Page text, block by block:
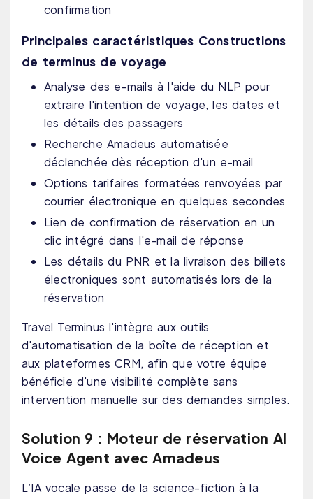
confirmation
Principales caractéristiques Constructions
de terminus de voyage
Analyse des e-mails à l'aide du NLP pour
extraire l'intention de voyage, les dates et
les détails des passagers
Recherche Amadeus automatisée
déclenchée dès réception d'un e-mail
Options tarifaires formatées renvoyées par
courrier électronique en quelques secondes
Lien de confirmation de réservation en un
clic intégré dans l'e-mail de réponse
Les détails du PNR et la livraison des billets
électroniques sont automatisés lors de la
réservation
Travel Terminus l'intègre aux outils
d'automatisation de la boîte de réception et
aux plateformes CRM, afin que votre équipe
bénéficie d'une visibilité complète sans
intervention manuelle sur des demandes simples.
Solution 9 : Moteur de réservation AI
Voice Agent avec Amadeus
L’IA vocale passe de la science-fiction à la